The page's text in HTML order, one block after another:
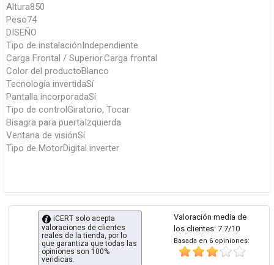
Altura850
Peso74
DISEÑO
Tipo de instalaciónIndependiente
Carga Frontal / Superior.Carga frontal
Color del productoBlanco
Tecnología invertidaSí
Pantalla incorporadaSí
Tipo de controlGiratorio, Tocar
Bisagra para puertaIzquierda
Ventana de visiónSí
Tipo de MotorDigital inverter
Valoración media de
los clientes: 7.7/10
Basada en 6 opiniones:
iCERT solo acepta
valoraciones de clientes
reales de la tienda, por lo
que garantiza que todas las
opiniones son 100%
veridicas.